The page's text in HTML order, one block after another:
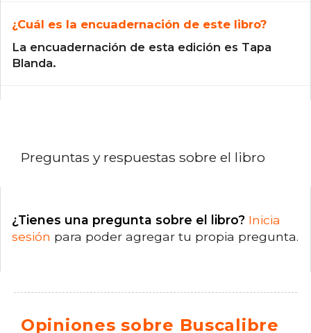
¿Cuál es la encuadernación de este libro?
La encuadernación de esta edición es Tapa
Blanda.
Preguntas y respuestas sobre el libro
¿Tienes una pregunta sobre el libro? Inicia
sesión para poder agregar tu propia pregunta.
Opiniones sobre Buscalibre